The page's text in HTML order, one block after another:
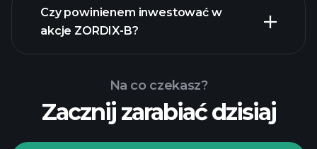
raporty finansowe
Turniejach
Czy powinienem inwestować w
akcje ZORDIX-B?
Na co czekasz?
Zacznij zarabiać dzisiaj